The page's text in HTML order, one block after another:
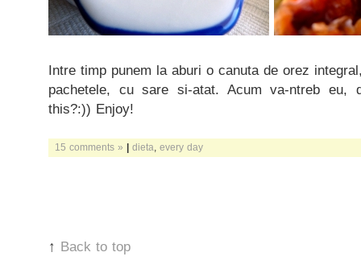
Intre timp punem la aburi o canuta de orez
pachetele, cu sare si-atat. Acum va-ntreb
this?:)) Enjoy!
15 comments » | dieta every day
↑ Back to top